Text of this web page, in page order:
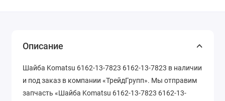
Описание
Шайба Komatsu 6162-13-7823 6162-13-7823 в наличии
и под заказ в компании «ТрейдГрупп». Мы отправим
запчасть «Шайба Komatsu 6162-13-7823 6162-13-